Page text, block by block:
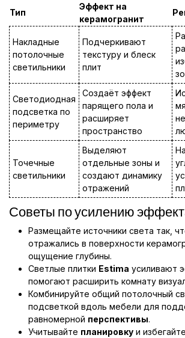
Тип
Эффект на
керамогранит
Накладные
потолочные
светильники
Подчеркивают
текстуру и блеск
плит
Светодиодная
подсветка по
периметру
Создаёт эффект
парящего пола и
расширяет
пространство
Точечные
светильники
Выделяют
отдельные зоны и
создают динамику
отражений
Советы по усилению
Размещайте источники света так,
отражались в поверхности
ощущение глубины.
Светлые плитки Estima усиливают
помогают расширить комнату
Комбинируйте общий потолочный
подсветкой вдоль мебели для
равномерной перспективы.
Учитывайте планировку и